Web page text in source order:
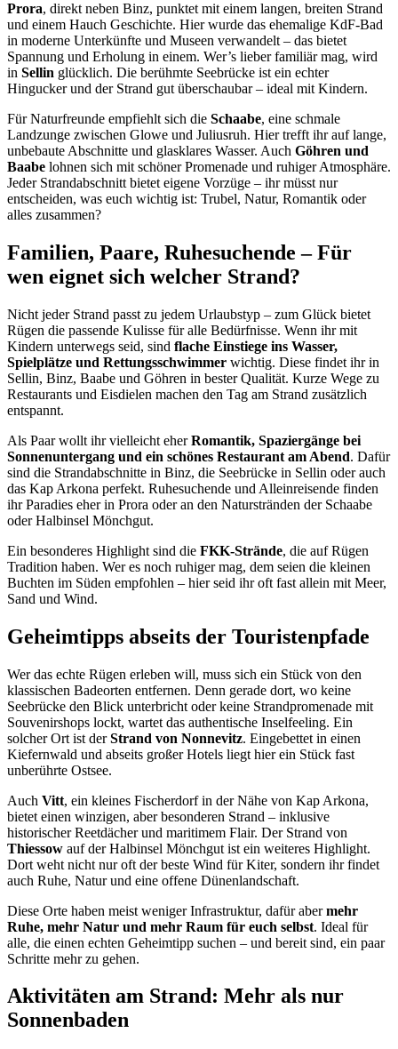
Prora, direkt neben Binz, punktet mit einem langen, breiten Strand
und einem Hauch Geschichte. Hier wurde das ehemalige KdF-Bad
in moderne Unterkünfte und Museen verwandelt – das bietet
Spannung und Erholung in einem. Wer’s lieber familiär mag, wird
in Sellin glücklich. Die berühmte Seebrücke ist ein echter
Hingucker und der Strand gut überschaubar – ideal mit Kindern.
Für Naturfreunde empfiehlt sich die Schaabe, eine schmale
Landzunge zwischen Glowe und Juliusruh. Hier trefft ihr auf lange,
unbebaute Abschnitte und glasklares Wasser. Auch Göhren und
Baabe lohnen sich mit schöner Promenade und ruhiger Atmosphäre.
Jeder Strandabschnitt bietet eigene Vorzüge – ihr müsst nur
entscheiden, was euch wichtig ist: Trubel, Natur, Romantik oder
alles zusammen?
Familien, Paare, Ruhesuchende – Für
wen eignet sich welcher Strand?
Nicht jeder Strand passt zu jedem Urlaubstyp – zum Glück bietet
Rügen die passende Kulisse für alle Bedürfnisse. Wenn ihr mit
Kindern unterwegs seid, sind flache Einstiege ins Wasser,
Spielplätze und Rettungsschwimmer wichtig. Diese findet ihr in
Sellin, Binz, Baabe und Göhren in bester Qualität. Kurze Wege zu
Restaurants und Eisdielen machen den Tag am Strand zusätzlich
entspannt.
Als Paar wollt ihr vielleicht eherRomantik, Spaziergänge bei
Sonnenuntergang und ein schönes Restaurant am Abend. Dafür
sind die Strandabschnitte in Binz, die Seebrücke in Sellin oder auch
das Kap Arkona perfekt. Ruhesuchende und Alleinreisende finden
ihr Paradies eher in Prora oder an den Naturstränden der Schaabe
oder Halbinsel Mönchgut.
Ein besonderes Highlight sind die FKK-Strände, die auf Rügen
Tradition haben. Wer es noch ruhiger mag, dem seien die kleinen
Buchten im Süden empfohlen – hier seid ihr oft fast allein mit Meer,
Sand und Wind.
Geheimtipps abseits der Touristenpfade
Wer das echte Rügen erleben will, muss sich ein Stück von den
klassischen Badeorten entfernen. Denn gerade dort, wo keine
Seebrücke den Blick unterbricht oder keine Strandpromenade mit
Souvenirshops lockt, wartet das authentische Inselfeeling. Ein
solcher Ort ist derStrand von Nonnevitz. Eingebettet in einen
Kiefernwald und abseits großer Hotels liegt hier ein Stück fast
unberührte Ostsee.
Auch Vitt, ein kleines Fischerdorf in der Nähe von Kap Arkona,
bietet einen winzigen, aber besonderen Strand – inklusive
historischer Reetdächer und maritimem Flair. Der Strand von
Thiessow auf der Halbinsel Mönchgut ist ein weiteres Highlight.
Dort weht nicht nur oft der beste Wind für Kiter, sondern ihr findet
auch Ruhe, Natur und eine offene Dünenlandschaft.
Diese Orte haben meist weniger Infrastruktur, dafür abermehr
Ruhe, mehr Natur und mehr Raum für euch selbst. Ideal für
alle, die einen echten Geheimtipp suchen – und bereit sind, ein paar
Schritte mehr zu gehen.
Aktivitäten am Strand: Mehr als nur
Sonnenbaden